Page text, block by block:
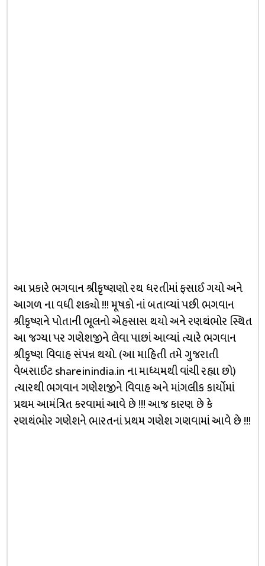
આ પ્રકારે ભગવાન શ્રીકૃષ્ણણો રથ ધરતીમાં ફસાઈ ગયો અને
આગળ ના વધી શક્યો !!! મૂષકો નાં બતાવ્યાં પછી ભગવાન
શ્રીકૃષ્ણને પોતાની ભૂલનો એહસાસ થયો અને રણથંભોર સ્થિત
આ જગ્યા પર ગણેશજીને લેવા પાછાં આવ્યાં ત્યારે ભગવાન
શ્રીકૃષ્ણ વિવાહ સંપન્ન થયો. (આ માહિતી તમે ગુજરાતી
વેબસાઈટ shareinindia.in ના માધ્યમથી વાંચી રહ્યા છો)
ત્યારથી ભગવાન ગણેશજીને વિવાહ અને માંગલીક કાર્યોમાં
પ્રથમ આમંત્રિત કરવામાં આવે છે !!! આજ કારણ છે કે
રણથંભોર ગણેશને ભારતનાં પ્રથમ ગણેશ ગણવામાં આવે છે !!!